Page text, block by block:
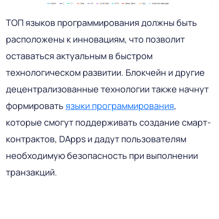
ТОП языков программирования должны быть
расположены к инновациям, что позволит
оставаться актуальным в быстром
технологическом развитии. Блокчейн и другие
децентрализованные технологии также начнут
формировать языки программирования,
которые смогут поддерживать создание смарт-
контрактов, DApps и дадут пользователям
необходимую безопасность при выполнении
транзакций.